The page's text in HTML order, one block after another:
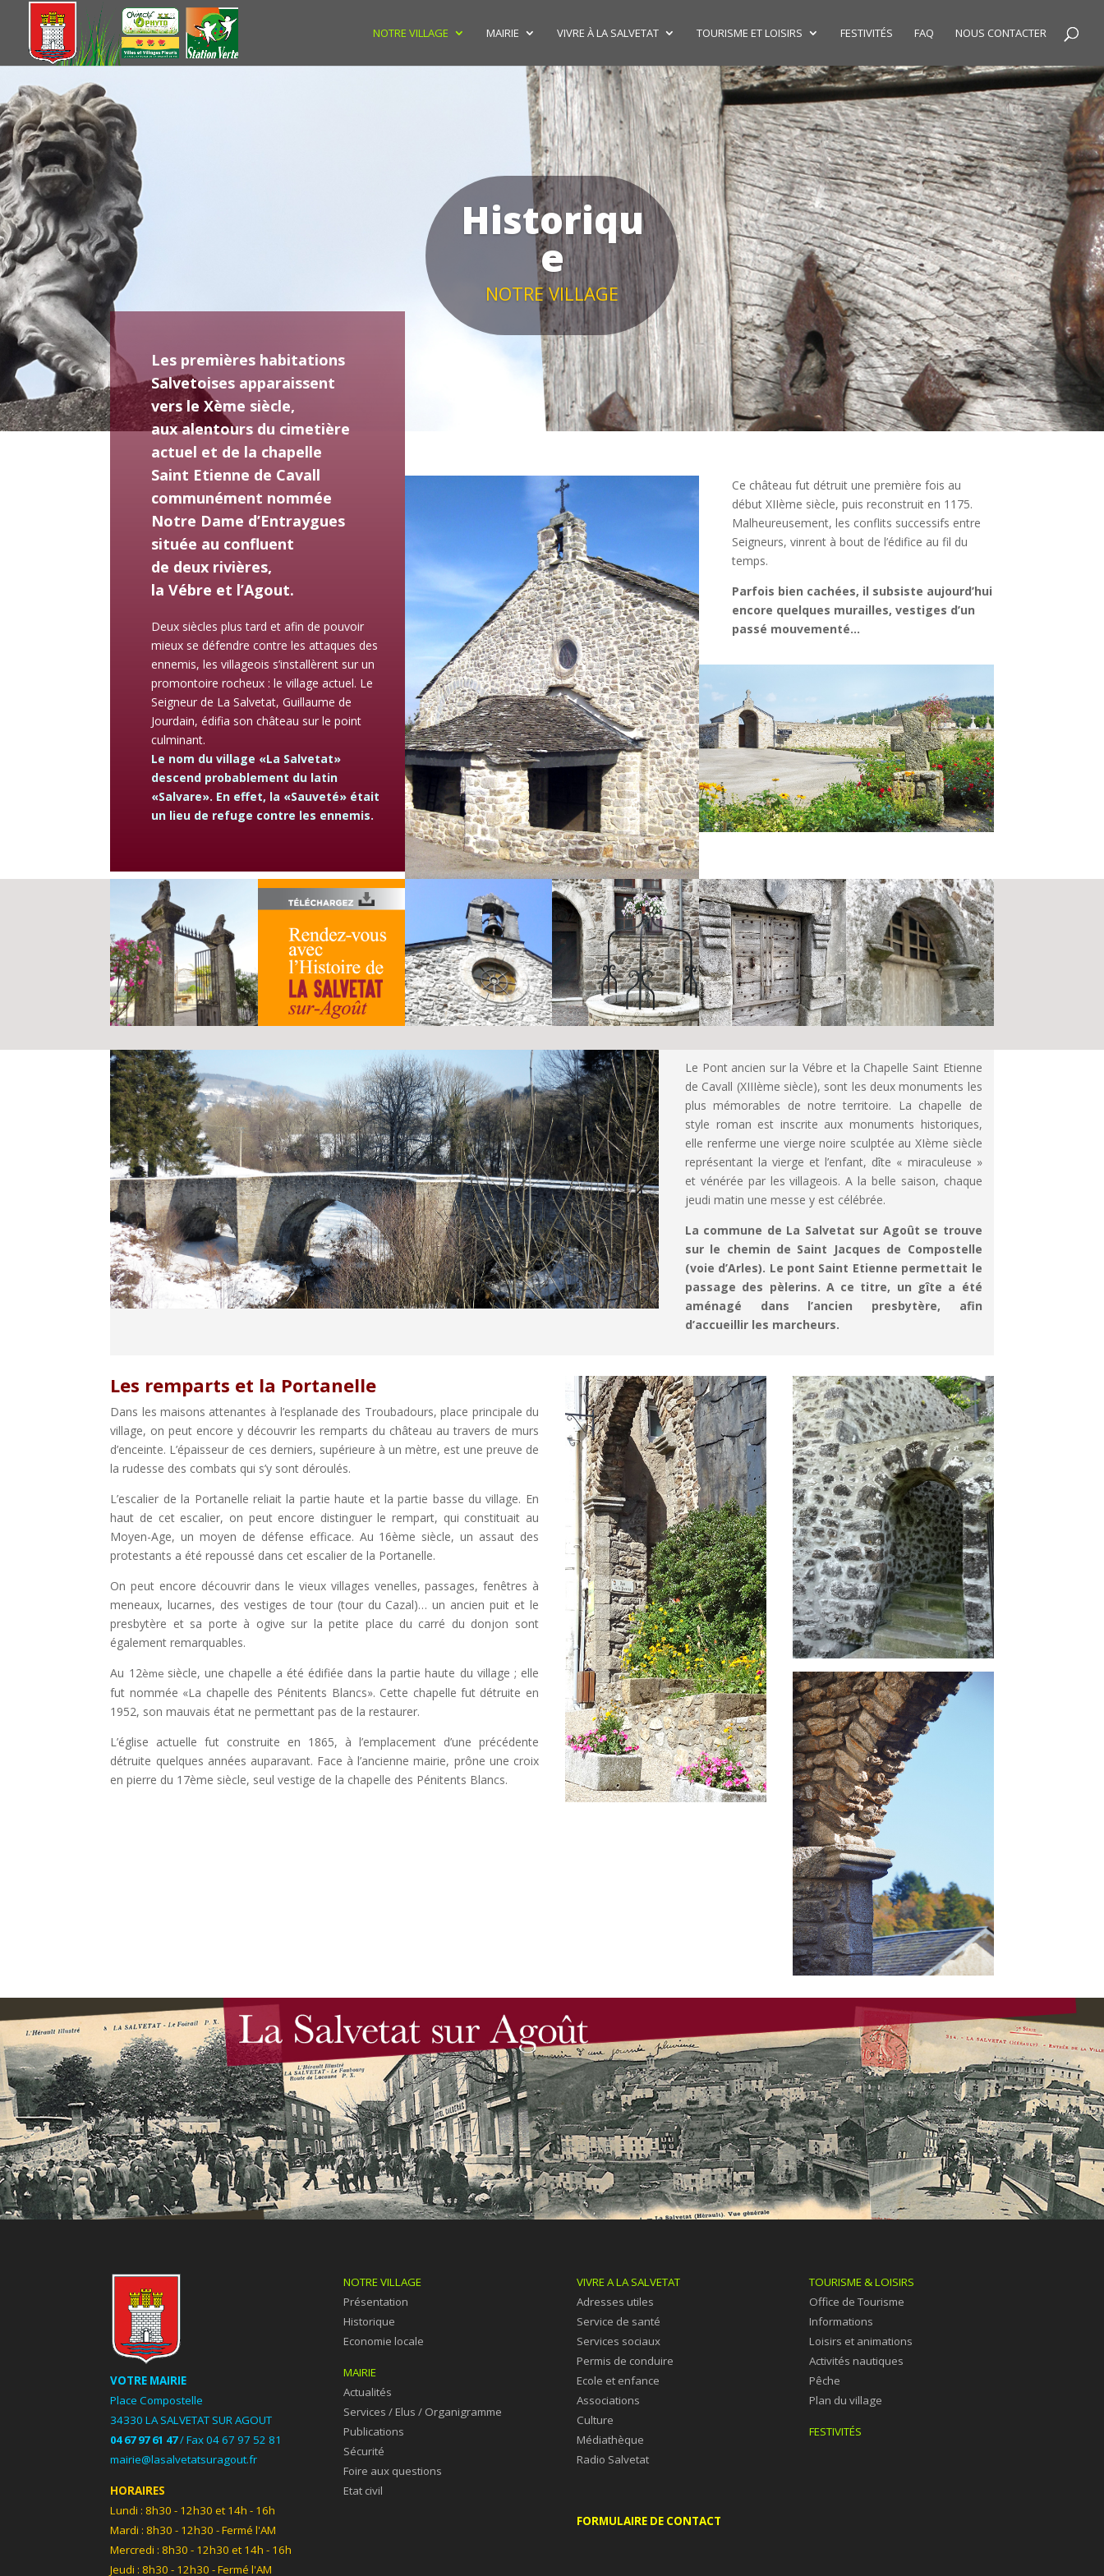
NOTRE VILLAGE MAIRIE VIVRE À LA SALVETAT TOURISME ET LOISIRS FESTIVITÉS FAQ NOUS CONTACTER
Historiqu
e
NOTRE VILLAGE
Les premières habitations
Salvetoises apparaissent
vers le Xème siècle,
aux alentours du cimetière
actuel et de la chapelle
Saint Etienne de Cavall
communément nommée
Notre Dame d’Entraygues
située au confluent
de deux rivières,
la Vébre et l’Agout.
Deux siècles plus tard et afin de pouvoir
mieux se défendre contre les attaques des
ennemis, les villageois s’installèrent sur un
promontoire rocheux : le village actuel. Le
Seigneur de La Salvetat, Guillaume de
Jourdain, édifia son château sur le point
culminant.
Le nom du village «La Salvetat»
descend probablement du latin
«Salvare». En effet, la «Sauveté» était
un lieu de refuge contre les ennemis.
Ce château fut détruit une première fois au
début XIIème siècle, puis reconstruit en 1175.
Malheureusement, les conflits successifs entre
Seigneurs, vinrent à bout de l’édifice au fil du
temps.
Parfois bien cachées, il subsiste aujourd’hui
encore quelques murailles, vestiges d’un
passé mouvementé…
Le Pont ancien sur la Vébre et la Chapelle Saint Etienne
de Cavall (XIIIème siècle), sont les deux monuments les
plus mémorables de notre territoire. La chapelle de
style roman est inscrite aux monuments historiques,
elle renferme une vierge noire sculptée au XIème siècle
représentant la vierge et l’enfant, dîte « miraculeuse »
et vénérée par les villageois. A la belle saison, chaque
jeudi matin une messe y est célébrée.
La commune de La Salvetat sur Agoût se trouve
sur le chemin de Saint Jacques de Compostelle
(voie d’Arles). Le pont Saint Etienne permettait le
passage des pèlerins. A ce titre, un gîte a été
aménagé dans l’ancien presbytère, afin
d’accueillir les marcheurs.
Les remparts et la Portanelle
Dans les maisons attenantes à l’esplanade des Troubadours, place principale du
village, on peut encore y découvrir les remparts du château au travers de murs
d’enceinte. L’épaisseur de ces derniers, supérieure à un mètre, est une preuve de
la rudesse des combats qui s’y sont déroulés.
L’escalier de la Portanelle reliait la partie haute et la partie basse du village. En
haut de cet escalier, on peut encore distinguer le rempart, qui constituait au
Moyen-Age, un moyen de défense efficace. Au 16ème siècle, un assaut des
protestants a été repoussé dans cet escalier de la Portanelle.
On peut encore découvrir dans le vieux villages venelles, passages, fenêtres à
meneaux, lucarnes, des vestiges de tour (tour du Cazal)… un ancien puit et le
presbytère et sa porte à ogive sur la petite place du carré du donjon sont
également remarquables.
Au 12ème siècle, une chapelle a été édifiée dans la partie haute du village ; elle
fut nommée «La chapelle des Pénitents Blancs». Cette chapelle fut détruite en
1952, son mauvais état ne permettant pas de la restaurer.
L’église actuelle fut construite en 1865, à l’emplacement d’une précédente
détruite quelques années auparavant. Face à l’ancienne mairie, prône une croix
en pierre du 17ème siècle, seul vestige de la chapelle des Pénitents Blancs.
VOTRE MAIRIE
Place Compostelle
34330 LA SALVETAT SUR AGOUT
04 67 97 61 47/Fax 04 67 97 52 81
mairie@lasalvetatsuragout.fr
HORAIRES
Lundi : 8h30 - 12h30 et 14h - 16h
Mardi : 8h30 - 12h30 - Fermé l'AM
Mercredi : 8h30 - 12h30 et 14h - 16h
Jeudi : 8h30 - 12h30 - Fermé l'AM
NOTRE VILLAGE
Présentation
Historique
Economie locale
MAIRIE
Actualités
Services / Elus / Organigramme
Publications
Sécurité
Foire aux questions
Etat civil
VIVRE A LA SALVETAT
Adresses utiles
Service de santé
Services sociaux
Permis de conduire
Ecole et enfance
Associations
Culture
Médiathèque
Radio Salvetat
FORMULAIRE DE CONTACT
TOURISME & LOISIRS
Office de Tourisme
Informations
Loisirs et animations
Activités nautiques
Pêche
Plan du village
FESTIVITÉS